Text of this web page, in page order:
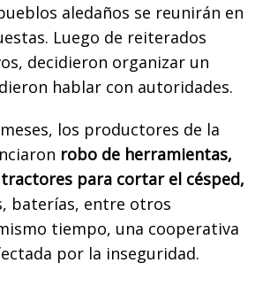
aledaños se reunirán en
Luego de reiterados
decidieron organizar un
hablar con autoridades.
los productores de la
robo de herramientas,
para cortar el césped,
baterías, entre otros
tiempo, una cooperativa
por la inseguridad.